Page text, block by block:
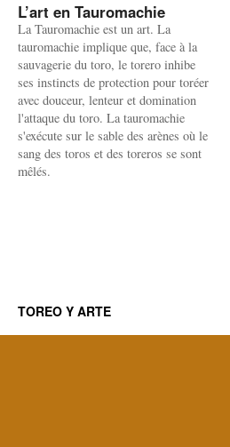
L’art en Tauromachie
La Tauromachie est un art. La
tauromachie implique que, face à la
sauvagerie du toro, le torero inhibe
ses instincts de protection pour toréer
avec douceur, lenteur et domination
l'attaque du toro. La tauromachie
s'exécute sur le sable des arènes où le
sang des toros et des toreros se sont
mêlés.
TOREO Y ARTE